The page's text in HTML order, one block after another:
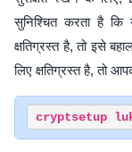
सुनिश्चित करता है
क्षतिग्रस्त है, तो इसे
लिए क्षतिग्रस्त है, तो